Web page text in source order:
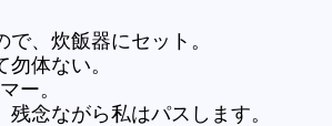
、炊飯器にセット。
体ない。
ー。
念ながら私はパスします。